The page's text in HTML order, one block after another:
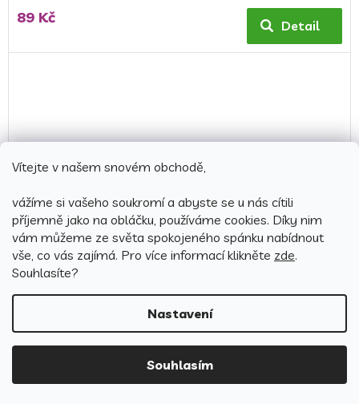
Vítejte v našem snovém obchodě,
vážíme si vašeho soukromí a abyste se u nás cítili
příjemně jako na obláčku, používáme cookies. Díky nim
vám můžeme ze světa spokojeného spánku nabídnout
vše, co vás zajímá. Pro více informací klikněte zde.
Souhlasíte?
Nastavení
Souhlasím
89 Kč Detail
Vánoční povlak na polštářek 40x40 cm - Vánoční baňky